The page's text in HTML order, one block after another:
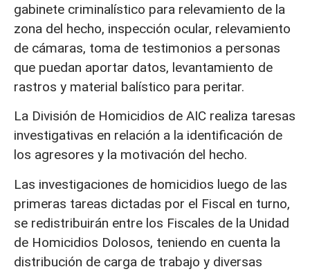
gabinete criminalístico para relevamiento de la
zona del hecho, inspección ocular, relevamiento
de cámaras, toma de testimonios a personas
que puedan aportar datos, levantamiento de
rastros y material balístico para peritar.
La División de Homicidios de AIC realiza taresas
investigativas en relación a la identificación de
los agresores y la motivación del hecho.
Las investigaciones de homicidios luego de las
primeras tareas dictadas por el Fiscal en turno,
se redistribuirán entre los Fiscales de la Unidad
de Homicidios Dolosos, teniendo en cuenta la
distribución de carga de trabajo y diversas